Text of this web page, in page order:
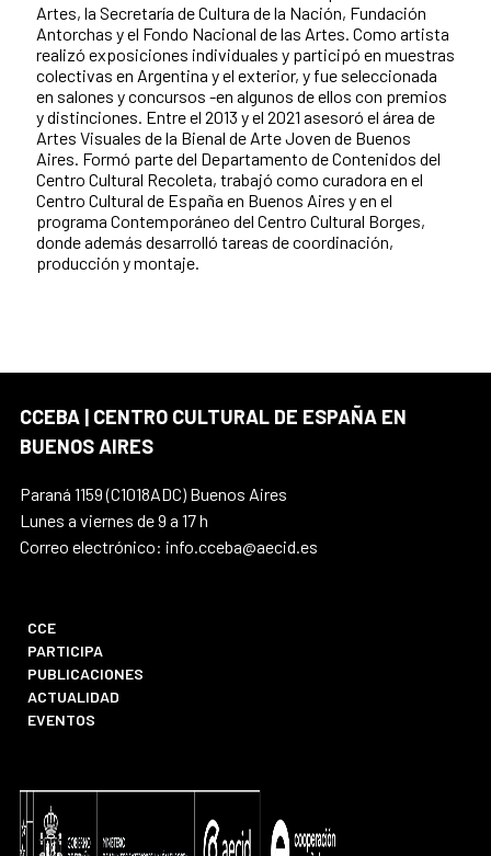
Artes, la Secretaría de Cultura de la Nación, Fundación
Antorchas y el Fondo Nacional de las Artes. Como artista
realizó exposiciones individuales y participó en muestras
colectivas en Argentina y el exterior, y fue seleccionada
en salones y concursos -en algunos de ellos con premios
y distinciones. Entre el 2013 y el 2021 asesoró el área de
Artes Visuales de la Bienal de Arte Joven de Buenos
Aires. Formó parte del Departamento de Contenidos del
Centro Cultural Recoleta, trabajó como curadora en el
Centro Cultural de España en Buenos Aires y en el
programa Contemporáneo del Centro Cultural Borges,
donde además desarrolló tareas de coordinación,
producción y montaje.
CCEBA | CENTRO CULTURAL DE ESPAÑA EN
BUENOS AIRES
Paraná 1159 (C1018ADC) Buenos Aires
Lunes a viernes de 9 a 17 h
Correo electrónico: info.cceba@aecid.es
CCE
PARTICIPA
PUBLICACIONES
ACTUALIDAD
EVENTOS